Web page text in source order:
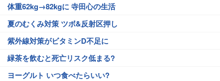
体重62kg→82kgに 寺田心の生活
夏のむくみ対策 ツボ&反射区押し
紫外線対策がビタミンD不足に
緑茶を飲むと死亡リスク低まる?
ヨーグルト いつ食べたらいい?